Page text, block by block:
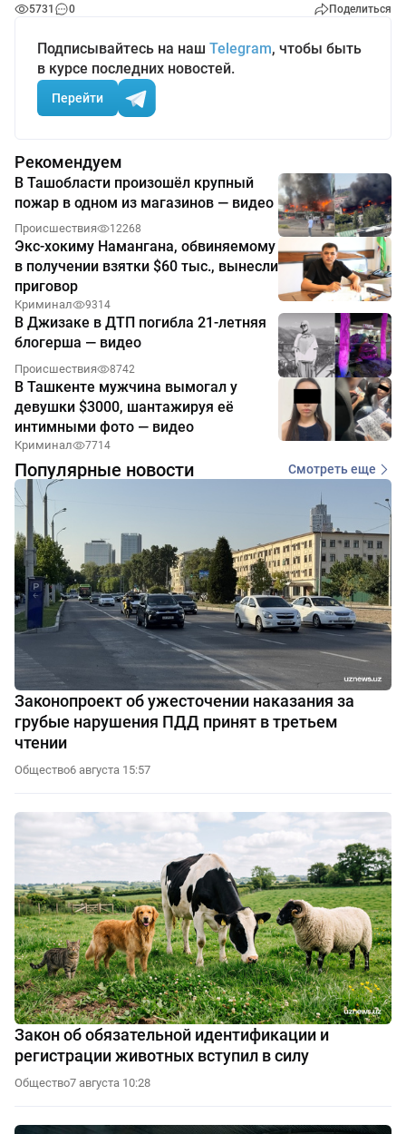
5731 0 Поделиться
Подписывайтесь на наш Telegram, чтобы быть
в курсе последних новостей.
Перейти
Рекомендуем
В Ташобласти произошёл крупный
пожар в одном из магазинов — видео
Происшествия 12268
Экс-хокиму Намангана, обвиняемому
в получении взятки $60 тыс., вынесли
приговор
Криминал 9314
В Джизаке в ДТП погибла 21-летняя
блогерша — видео
Происшествия 8742
В Ташкенте мужчина вымогал у
девушки $3000, шантажируя её
интимными фото — видео
Криминал 7714
Популярные новости Смотреть еще
Законопроект об ужесточении наказания за
грубые нарушения ПДД принят в третьем
чтении
Общество6 августа 15:57
Закон об обязательной идентификации и
регистрации животных вступил в силу
Общество7 августа 10:28